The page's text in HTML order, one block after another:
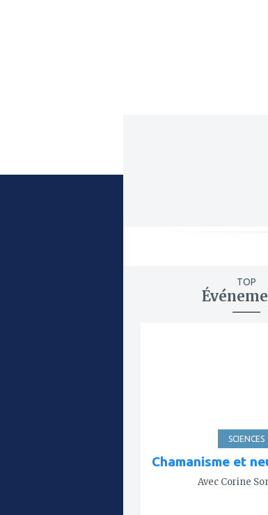
TOP
SCIENCES
Chamanisme et
Avec Corine